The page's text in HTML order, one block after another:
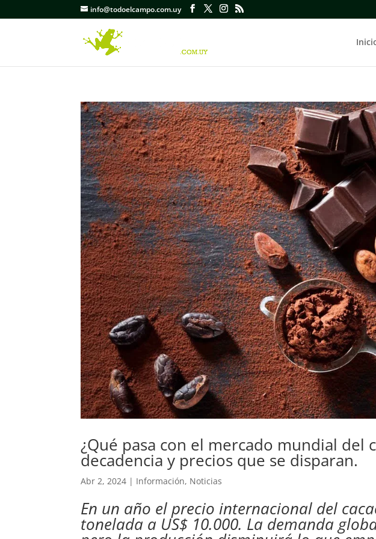
info@todoelcampo.com.uy
¿Qué pasa con el mercado mundial del
decadencia y precios que se disparan.
Abr 2, 2024 | Información, Noticias
En un año el precio internacional del
tonelada a US$ 10.000. La demanda